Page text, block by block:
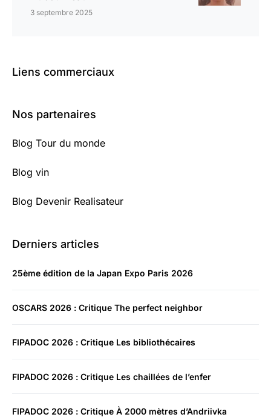
3 septembre 2025
Liens commerciaux
Nos partenaires
Blog Tour du monde
Blog vin
Blog Devenir Realisateur
Derniers articles
25ème édition de la Japan Expo Paris 2026
OSCARS 2026 : Critique The perfect neighbor
FIPADOC 2026 : Critique Les bibliothécaires
FIPADOC 2026 : Critique Les chaillées de l’enfer
FIPADOC 2026 : Critique À 2000 mètres d’Andriivka